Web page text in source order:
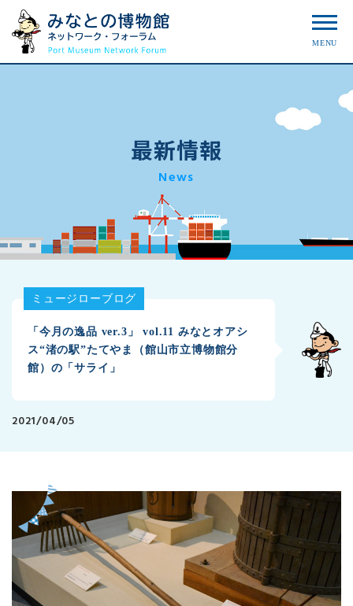
最新情報
News
ミュージローブログ
「今月の逸品 ver.3」 vol.11 みなとオアシ
ス“渚の駅”たてやま（館山市立博物館分
館）の「サライ」
2021/04/05
MENU